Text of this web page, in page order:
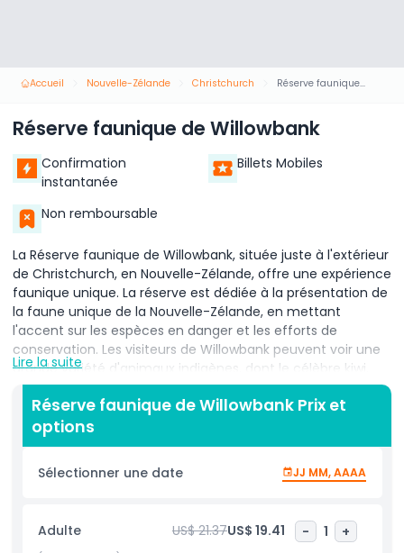
Accueil Nouvelle-Zélande Christchurch Réserve faunique de Willowbank
Réserve faunique de Willowbank
Confirmation
instantanée
Billets Mobiles
Non remboursable
La Réserve faunique de Willowbank, située juste à l'extérieur
de Christchurch, en Nouvelle-Zélande, offre une expérience
faunique unique. La réserve est dédiée à la présentation de
la faune unique de la Nouvelle-Zélande, en mettant
l'accent sur les espèces en danger et les efforts de
conservation. Les visiteurs de Willowbank peuvent voir une
grande variété d'animaux indigènes, dont le célèbre kiwi,
ainsi que d'autres espèces rares comme le takahe et le
faucon de Nouvelle-Zélande.
À Willowbank, l'objectif principal n'est pas seulement
sur la conservation. La réserve joue un rôle essentiel dans la
avec de nombreuses espèces participant à des
programmes d'élevage pour assurer leur survie. En tant que
Lire la suite
Réserve faunique de Willowbank Prix et
options
Sélectionner une date JJ MM, AAAA
Adulte US$ 21.37US$ 19.41 - 1 +